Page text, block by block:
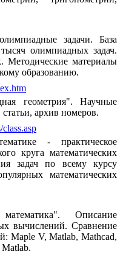
задачи. База
олимпиадных задач.
Методические материалы
образованию.
геометрия". Научные
архив номеров.
- практическое
круга математических
задач по всему курсу
математических
Описание
вычислений. Сравнение
Maple V, Matlab, Mathcad,